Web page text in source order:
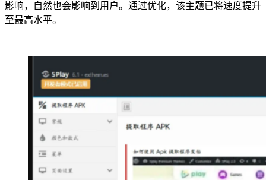
影响，自然也会影响到用户。通过优化，该主题已将速度提升
至最高水平。